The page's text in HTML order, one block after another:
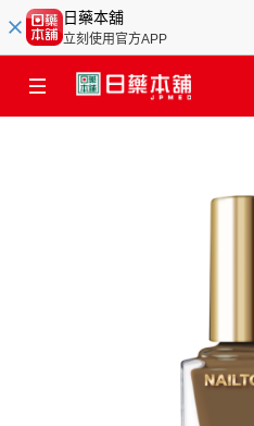
日藥本舖
立刻使用官方APP